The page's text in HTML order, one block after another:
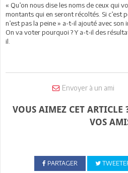
« Qu’on nous dise les noms de ceux qui
montants qui en seront récoltés. Si c’est
n’est pas la peine » a-t-il ajouté avec son
On va voter pourquoi ? Y a-t-il des
il.
Envoyer à un ami
VOUS AIMEZ CET ARTICLE
VOS
PARTAGER